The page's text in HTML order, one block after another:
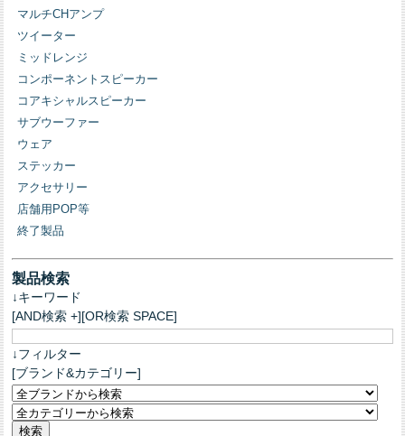
マルチCHアンプ
ツイーター
ミッドレンジ
コンポーネントスピーカー
コアキシャルスピーカー
サブウーファー
ウェア
ステッカー
アクセサリー
店舗用POP等
終了製品
製品検索
↓キーワード
[AND検索 +][OR検索 SPACE]
↓フィルター
[ブランド&カテゴリー]